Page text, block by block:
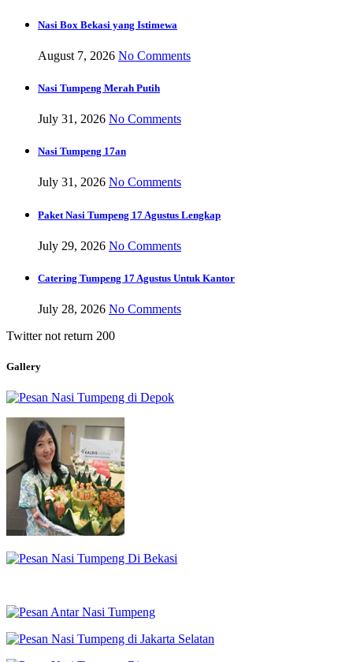
Nasi Box Bekasi yang Istimewa
August 7, 2026 No Comments
Nasi Tumpeng Merah Putih
July 31, 2026 No Comments
Nasi Tumpeng 17an
July 31, 2026 No Comments
Paket Nasi Tumpeng 17 Agustus Lengkap
July 29, 2026 No Comments
Catering Tumpeng 17 Agustus Untuk Kantor
July 28, 2026 No Comments
Twitter not return 200
Gallery